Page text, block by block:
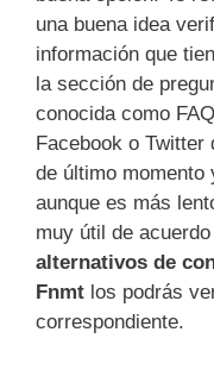
una buena idea
información que
la sección de
conocida como
Facebook o Twitter
de último
aunque es más
muy útil de
alternativos de
Fnmt los podrás
correspondiente.